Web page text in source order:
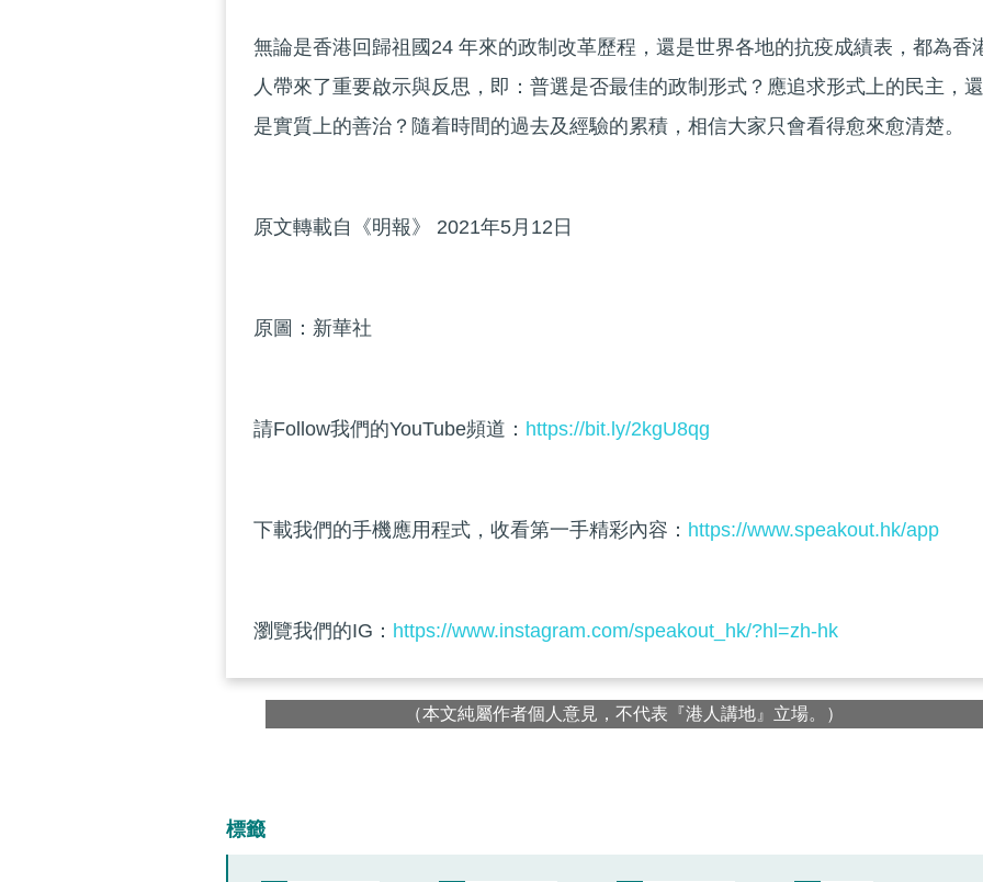
無論是香港回歸祖國24 年來的政制改革歷程，還是世界各地的抗疫成績表，都為香
人帶來了重要啟示與反思，即：普選是否最佳的政制形式？應追求形式上的民主，還
是實質上的善治？隨着時間的過去及經驗的累積，相信大家只會看得愈來愈清楚。
原文轉載自《明報》 2021年5月12日
原圖：新華社
請Follow我們的YouTube頻道： https://bit.ly/2kgU8qg
下載我們的手機應用程式，收看第一手精彩內容： https://www.speakout.hk/app
瀏覽我們的IG： https://www.instagram.com/speakout_hk/?hl=zh-hk
（本文純屬作者個人意見，不代表『港人講地』立場。）
標籤